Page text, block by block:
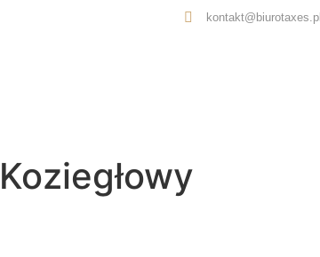
kontakt@biurotaxes.pl